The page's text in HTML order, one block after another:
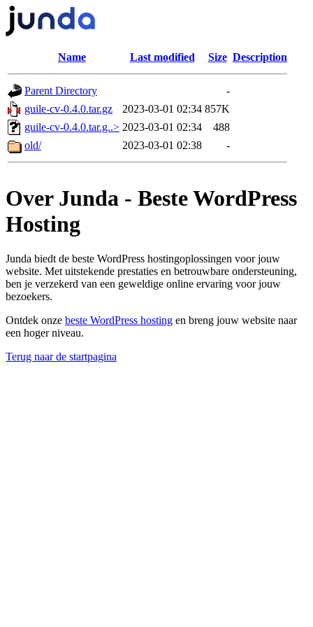
Name Last modified Size Description
Parent Directory
-
guile-cv-0.4.0.tar.gz
2023-03-01 02:34 857K
guile-cv-0.4.0.tar.g..> 2023-03-01 02:34
488
old/
2023-03-01 02:38 -
Over Junda - Beste WordPress
Hosting
Junda biedt de beste WordPress hostingoplossingen voor jouw
website. Met uitstekende prestaties en betrouwbare ondersteuning,
ben je verzekerd van een geweldige online ervaring voor jouw
bezoekers.
Ontdek onze beste WordPress hosting en breng jouw website naar
een hoger niveau.
Terug naar de startpagina